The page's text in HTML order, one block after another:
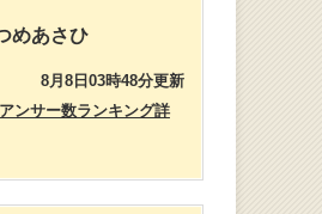
めあさひ
8月8日03時48分更新
ンサー数ランキング詳